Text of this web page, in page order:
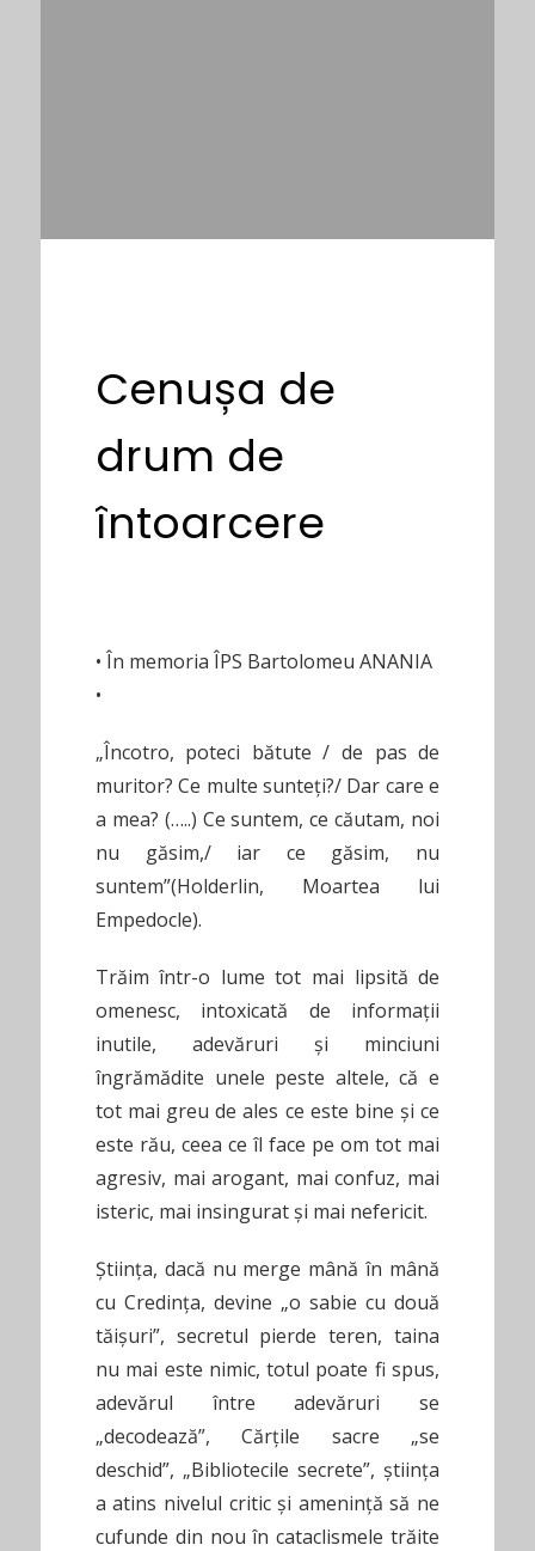
Cenușa de
drum de
întoarcere
• În memoria ÎPS Bartolomeu ANANIA
•
„Încotro, poteci bătute / de pas de
muritor? Ce multe sunteți?/ Dar care e
a mea? (…..) Ce suntem, ce căutam, noi
nu găsim,/ iar ce găsim, nu
suntem”(Holderlin, Moartea lui
Empedocle).
Trăim într-o lume tot mai lipsită de
omenesc, intoxicată de informații
inutile, adevăruri și minciuni
îngrămădite unele peste altele, că e
tot mai greu de ales ce este bine și ce
este rău, ceea ce îl face pe om tot mai
agresiv, mai arogant, mai confuz, mai
isteric, mai insingurat și mai nefericit.
Știința, dacă nu merge mână în mână
cu Credința, devine „o sabie cu două
tăișuri”, secretul pierde teren, taina
nu mai este nimic, totul poate fi spus,
adevărul între adevăruri se
„decodează”, Cărțile sacre „se
deschid”, „Bibliotecile secrete”, știința
a atins nivelul critic și amenință să ne
cufunde din nou în cataclismele trăite